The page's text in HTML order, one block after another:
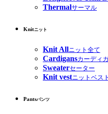
Thermalサーマル
Knitニット
Knit Allニット全て
Cardigansカーディ
Sweaterセーター
Knit vestニットベスト
Pantsパンツ